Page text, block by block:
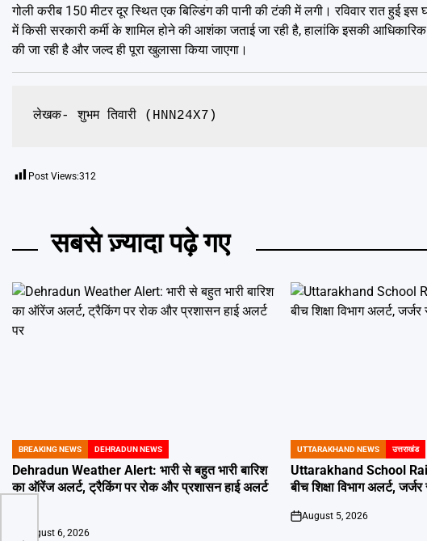
गोली करीब 150 मीटर दूर स्थित एक बिल्डिंग की पानी की टंकी में लगी। रविवार रात हुई
में किसी सरकारी कर्मी के शामिल होने की आशंका जताई जा रही है, हालांकि इसकी
की जा रही है और जल्द ही पूरा खुलासा किया जाएगा।
लेखक- शुभम तिवारी (HNN24X7)
Post Views:312
सबसे ज़्यादा पढ़े गए
POSTED
IN
BREAKING NEWS DEHRADUN NEWS
Dehradun Weather Alert: भारी से बहुत भारी बारिश
का ऑरेंज अलर्ट, ट्रैकिंग पर रोक और प्रशासन हाई अलर्ट
on
August 6, 2026
POSTED
IN
UTTARAKHAND NEWS उत्तराखंड
Uttarakhand School
बीच शिक्षा विभाग अलर्ट,
on
August 5, 2026